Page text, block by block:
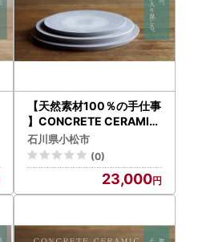
【天然素材100％の手仕事
】CONCRETE CERAMIC
Plate S 皿 九谷焼
石川県小松市
(0)
23,000